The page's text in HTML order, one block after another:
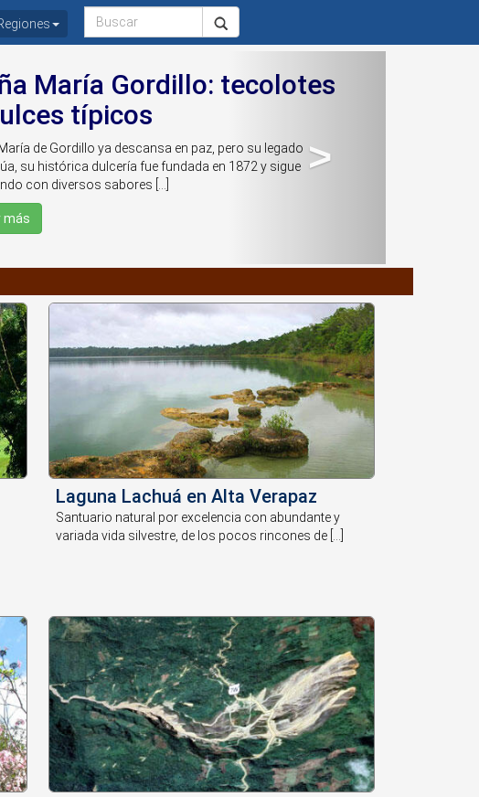
María Gordillo: tecolotes
típicos
de Gordillo ya descansa en paz, pero su legado
su histórica dulcería fue fundada en 1872 y sigue
con diversos sabores [...]
más
>
Laguna Lachuá en Alta Verapaz
Santuario natural por excelencia con abundante y
variada vida silvestre, de los pocos rincones de [...]